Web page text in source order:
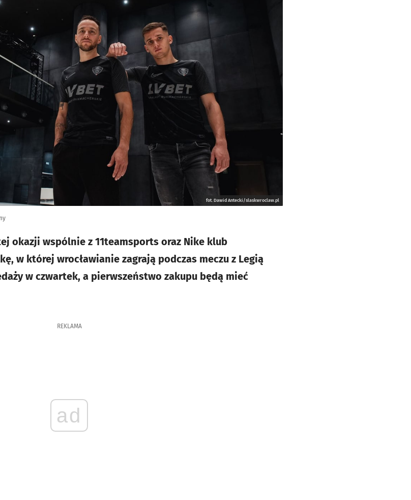
fot. Dawid Antecki/slaskwroclaw.pl
okazji wspólnie z 11teamsports oraz Nike klub
w której wrocławianie zagrają podczas meczu z Legią
w czwartek, a pierwszeństwo zakupu będą mieć
REKLAMA
ad